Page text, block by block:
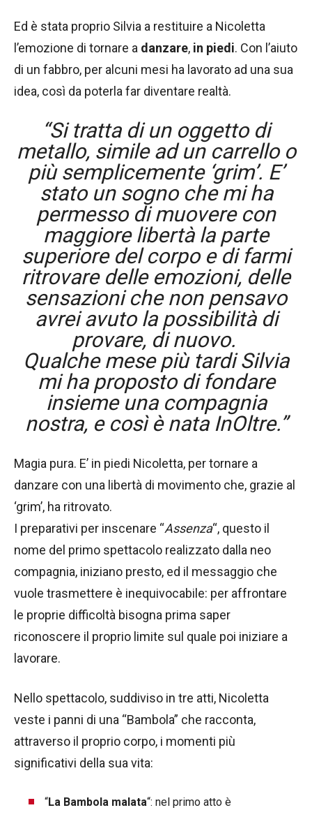
Ed è stata proprio Silvia a restituire a Nicoletta
l’emozione di tornare a danzare, in piedi. Con l’aiuto
di un fabbro, per alcuni mesi ha lavorato ad una sua
idea, così da poterla far diventare realtà.
“Si tratta di un oggetto di
metallo, simile ad un carrello o
più semplicemente ‘grim’. E’
stato un sogno che mi ha
permesso di muovere con
maggiore libertà la parte
superiore del corpo e di farmi
ritrovare delle emozioni, delle
sensazioni che non pensavo
avrei avuto la possibilità di
provare, di nuovo.
Qualche mese più tardi Silvia
mi ha proposto di fondare
insieme una compagnia
nostra, e così è nata InOltre.”
Magia pura. E’ in piedi Nicoletta, per tornare a
danzare con una libertà di movimento che, grazie al
‘grim’, ha ritrovato.
I preparativi per inscenare “Assenza“, questo il
nome del primo spettacolo realizzato dalla neo
compagnia, iniziano presto, ed il messaggio che
vuole trasmettere è inequivocabile: per affrontare
le proprie difficoltà bisogna prima saper
riconoscere il proprio limite sul quale poi iniziare a
lavorare.
Nello spettacolo, suddiviso in tre atti, Nicoletta
veste i panni di una “Bambola” che racconta,
attraverso il proprio corpo, i momenti più
significativi della sua vita:
“La Bambola malata“: nel primo atto è